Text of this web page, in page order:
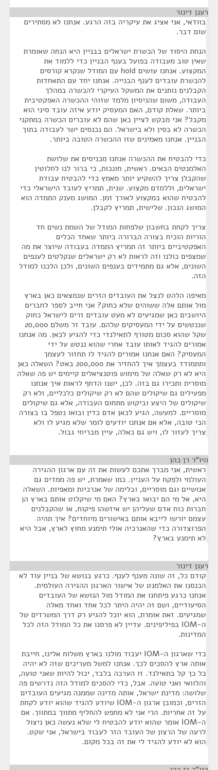
רענן דינור
בוודאי, אני אציג את עיקריה בזה הרגע. אנחנו לא מסתירים
שום דבר.
הנחת היסוד של הכשרת ישראלים בבניין היא הנחה שאומרת
שאין טוב מעבודה בפועל בענף הבניין כדי ללמוד את
המקצוע. אנחנו עושים hold עם המודל שנקרא קורסים
להכשרת עובדים לענף הבנייה. אנחנו יחד עם התאחדות
הקבלנים נותנים את המשקל העיקרי להכשרה במהלך
העבודה, משום שהניסיון מלמד שזוהי ההכשרה האפקטיבית
ביותר. שאלת קודם, האם המעסיק יודע איזה עובד סיני הוא
מקבל? אני מבקש לציין כאן שהם לא עוברים הכשרה במתקני
הכשרה לא בסין ולא בישראל. הם נכנסים ישר לעבודה בתוך
הבניין. אנחנו מאמינים שזו ההכשרה הטובה ביותר.
כדי להבטיח את ההכשרה אנחנו מכניסים את שלושת
האלמנטים הבאים. ראשית, חונכות, כי ברור לנו לחלוטין
שהקבלן צריך להשקיע יותר מאמץ כדי להבטיח עבודת
ישראלים, וללמדם מקצוע. שנית, תמריץ לעובד הישראלי כדי
להבטיח שהוא במקצוע לאורך זמן. המושג מענק התמדה הוא
המושג הנכון. שלישית, תמריץ לקבלן.
צריך לקחת בחשבון שלפחות המודל של השמת נשים חד
הוריות הוכיח בצורה הברורה ביותר שאחד הכלים
האפקטיביים ביותר זה תמריץ התמדה בעבודה שיוצר את מה
שמצפים כולנו וזה לראות לא רק ישראלים שנקלטים לענפים
השונים, אלא גם מתמידים בענפים השונים, ולכן הלכנו למודל
הזה.
מאיפה הלהט לנצל את העובדים הזרים שנמצאים כאן בארץ
מול אותם אלה ששוהים שלא כחוק? אני חייב לספר לחברים
היושבים כאן שמגיעים לא מעט עובדים זרים לישראל כחוק
שננטשים על ידי המעסיקים שלהם. עובד זר משלם 20,000
שקל שהוא סכום מטורף לתאילנדי כדי להגיע לכאן. מה אנחנו
אמורים להגיד לאותו עובד אחרי שהוא ננטש על ידי
המעסיק? האם אנחנו אמורים להגיד לו תחזור לעצמך
ותתמודד בעצמך איך להחזיר את 200,000 באט? השאלה כאן
היא לא רק שאלה של מימוש פוטנציאלים קיימים יש פה שאלה
מוסרית ותכירו גם בזה. לכן, ישנו הדחף לראות איך אנחנו
מפעילים גם שיקולים שהם לא רק שיקולים כלכליים, ולא רק
שיקולים של היצע וביקוש מתחום העבודה, אלא גם שיקולים
מוסריים. למעשה, הגיע לכאן אדם כדין ובואו נטפל בו בצורה
הכי טובה, אלא אם אנחנו יודעים לומר שלא מגיע לו ולא
צריך לעזור לו, ויש גם כאלה, עיין מבריחי גבול.
היו"ר רן כהן
ראשית, אני מברך אתכם לעשות את זה עם ארגון ההגירה
העולמי ולפקח על העניין. כמו שאמרת, יש פה ממדים גם
אנושיים וגם מוסריים, ובלימה של אנרכיות ומאפיות. השאלה
היא, אל מי הם יבואו בארץ? האם מי שיקלוט אותם בארץ הן
חברות כוח אדם שעליהן יש איזשהו פיקוח, או שהקבלנים
עצמם יורשו לייבא אותם באישורים מיוחדים? איך תהיה
הפרוצדורה כדי שהאנרכיה אולי תימנע מחוץ לארץ, אבל היא
לא תימנע בארץ?
רענן דינור
קודם כל, זה שונה מענף לענף. כרגע בנושא של בניין עוד לא
הכנסנו את האלמנט של אישור הארגון ההגירה העולמית.
אנחנו כרגע פיתחנו את המודל מול הנושא של העובדים
הסיעודיים, ושם זה יהיה היתר לכל אחד ואחד מאלה
שמגיעים. זאת אומרת, הוא יוכל להגיע רק דרך המשרדים של
ה-IOM בפיליפינים. עדיין לא פרסנו את כל המודל הזה לכל
המדינות.
כדי שארגון ה-IOM יעבוד מולנו בארץ משלוח אלינו, חייבת
אותה ארץ להסכים לכך. אנחנו למשל מעריכים שזה לא יהיה
כל כך קל בתאילנד. זו הערכה בלבד, יכול להיות שאני טועה,
והלוואי ואני טועה. אבל, כדי להסכים למודל הזה נדרשים פה
שלושה: מדינת ישראל, אותה מדינה שממנה מגיעים העובדים
הזרים, וכמובן ארגון ה-IOM שיודע להגיד שהוא יודע לקחת
על זה אחריות. הרי אני לא מחפש להחליף מתווך במתווך. אם
ה-IOM אומר שהוא יודע להבטיח לי שלא נעשה כאן ניצול
לרעה של הרצון של העובד הזר לעבוד בישראל, אני שקט.
הוא לא יודע להגיד לי את זה בכל מקום.